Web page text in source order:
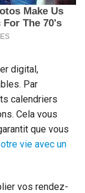
digital,
Par
calendriers
Cela vous
que vous
vie avec un
vos rendez-